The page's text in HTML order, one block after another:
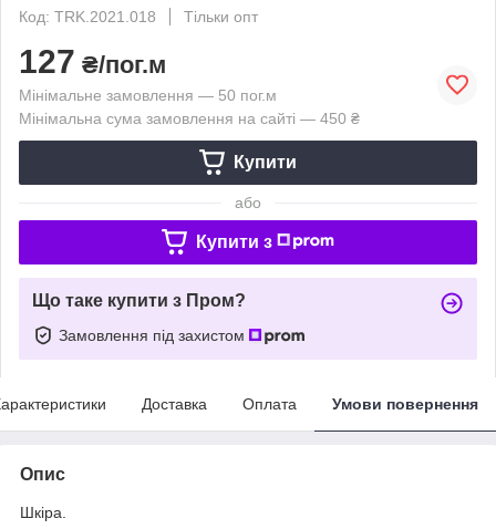
Код: TRK.2021.018
Тільки опт
127 ₴/пог.м
Мінімальне замовлення — 50 пог.м
Мінімальна сума замовлення на сайті — 450 ₴
Купити
або
Купити з
Що таке купити з Пром?
Замовлення під захистом
Доставка Оплата Умови повернення
Опис
Шкіра.